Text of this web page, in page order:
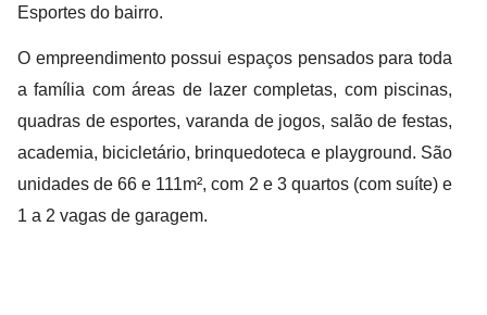
Esportes do bairro.
O empreendimento possui espaços pensados para toda
a família com áreas de lazer completas, com piscinas,
quadras de esportes, varanda de jogos, salão de festas,
academia, bicicletário, brinquedoteca e playground. São
unidades de 66 e 111m², com 2 e 3 quartos (com suíte) e
1 a 2 vagas de garagem.